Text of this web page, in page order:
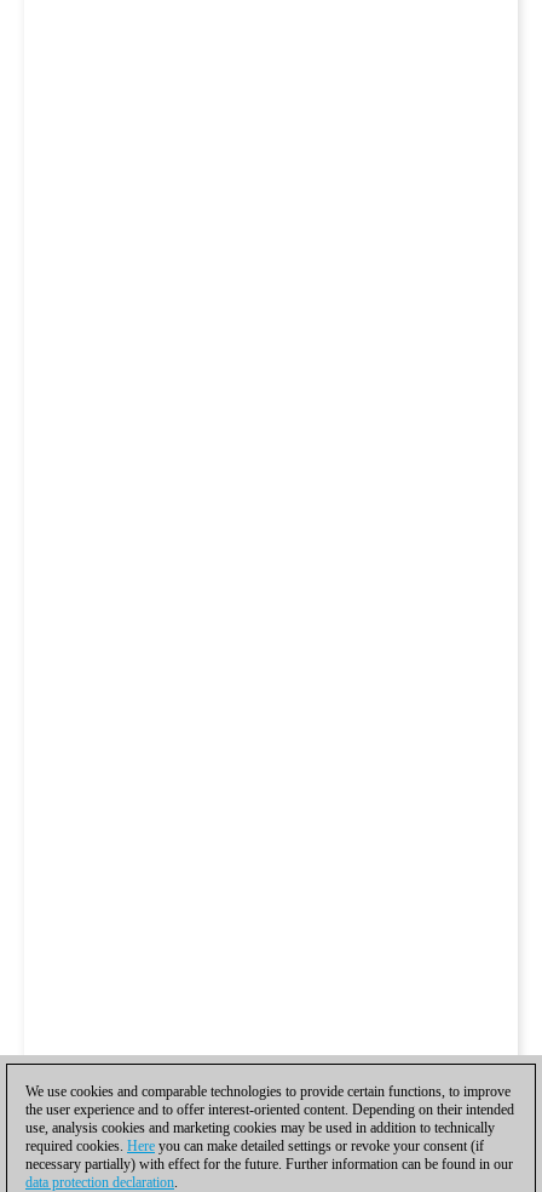
We use cookies and comparable technologies to provide certain functions, to improve
the user experience and to offer interest-oriented content. Depending on their intended
use, analysis cookies and marketing cookies may be used in addition to technically
required cookies. Here you can make detailed settings or revoke your consent (if
necessary partially) with effect for the future. Further information can be found in our
data protection declaration.